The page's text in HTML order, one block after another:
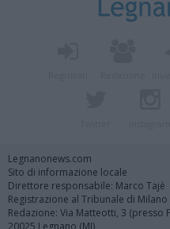
Legnanonews.com
Sito di informazione locale
Direttore responsabile: Marco Tajè
Registrazione al Tribunale di
Redazione: Via Matteotti, 3 (presso
20025 Legnano (MI)